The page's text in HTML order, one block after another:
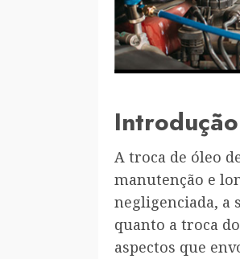
Introdução
A troca de óleo
manutenção e
negligenciada, a
quanto a troca
aspectos que